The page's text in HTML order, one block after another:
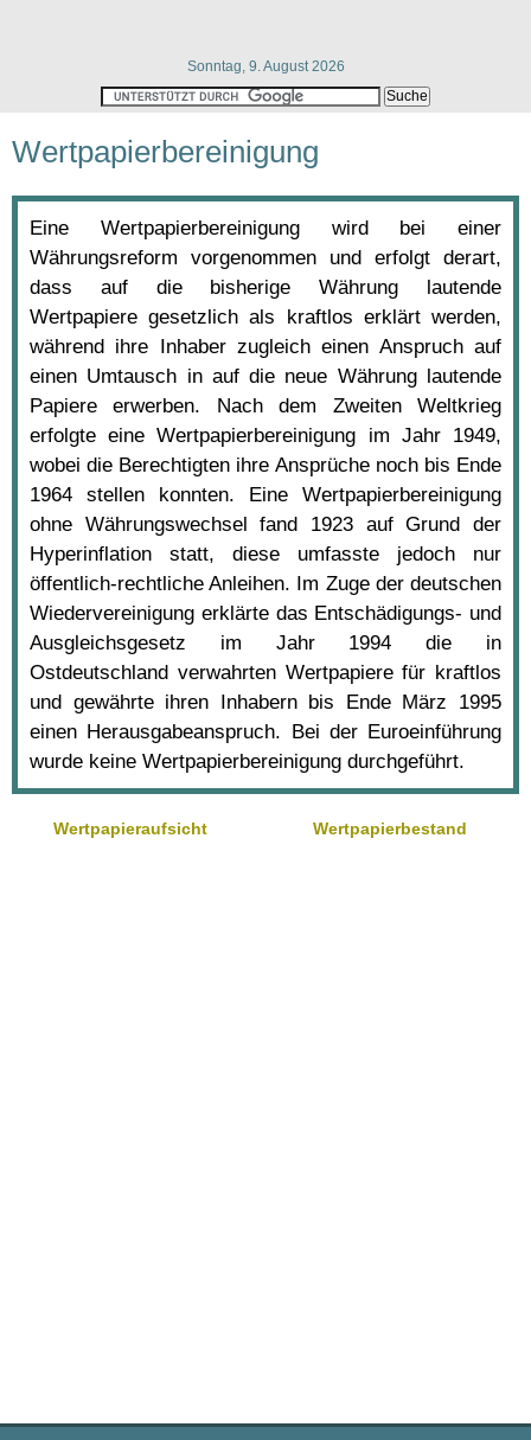
Sonntag, 9. August 2026
Wertpapierbereinigung
Eine Wertpapierbereinigung wird bei einer
Währungsreform vorgenommen und erfolgt derart,
dass auf die bisherige Währung lautende
Wertpapiere gesetzlich als kraftlos erklärt werden,
während ihre Inhaber zugleich einen Anspruch auf
einen Umtausch in auf die neue Währung lautende
Papiere erwerben. Nach dem Zweiten Weltkrieg
erfolgte eine Wertpapierbereinigung im Jahr 1949,
wobei die Berechtigten ihre Ansprüche noch bis Ende
1964 stellen konnten. Eine Wertpapierbereinigung
ohne Währungswechsel fand 1923 auf Grund der
Hyperinflation statt, diese umfasste jedoch nur
öffentlich-rechtliche Anleihen. Im Zuge der deutschen
Wiedervereinigung erklärte das Entschädigungs- und
Ausgleichsgesetz im Jahr 1994 die in
Ostdeutschland verwahrten Wertpapiere für kraftlos
und gewährte ihren Inhabern bis Ende März 1995
einen Herausgabeanspruch. Bei der Euroeinführung
wurde keine Wertpapierbereinigung durchgeführt.
Wertpapieraufsicht Wertpapierbestand